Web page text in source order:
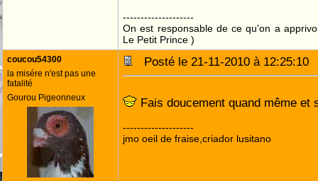
--------------------
On est responsable de ce qu'on a
Le Petit Prince )
coucou54300
la misére n'est pas une
fatalité
Gourou Pigeonneux
Posté le 21-11-2010 à
Fais doucement quand même et
--------------------
jmo oeil de fraise,criador lusitano